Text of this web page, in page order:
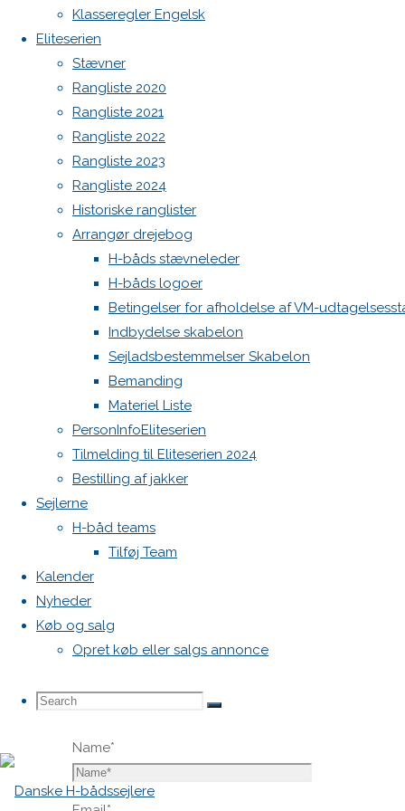
Klasseregler Engelsk
Eliteserien
Stævner
Rangliste 2020
Rangliste 2021
Rangliste 2022
Rangliste 2023
Rangliste 2024
Historiske ranglister
Arrangør drejebog
H-båds stævneleder
H-båds logoer
Betingelser for afholdelse af VM-
Indbydelse skabelon
Sejladsbestemmelser Skabelon
Bemanding
Materiel Liste
PersonInfoEliteserien
Tilmelding til Eliteserien 2024
Bestilling af jakker
Sejlerne
H-båd teams
Tilføj Team
Kalender
Nyheder
Køb og salg
Opret køb eller salgs annonce
Search
Search
Search
Previous
image
Next
image
Skriv
et
svar
Din e-
mailadresse
vil ikke
blive
publiceret.
Krævede
felter er
markeret
med
*
Comment
Name*
WordPress.org